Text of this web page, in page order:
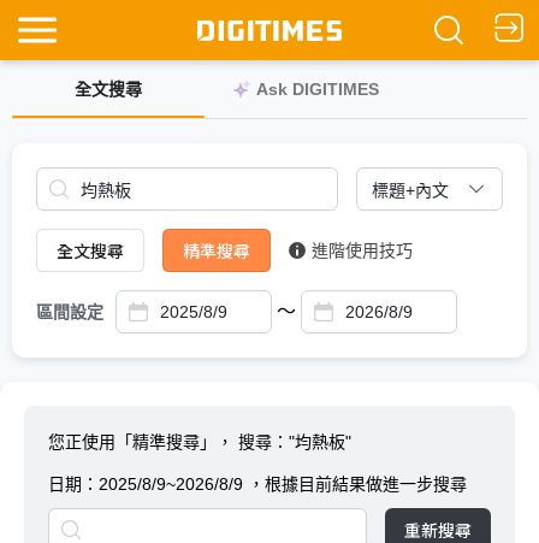
全文搜尋 Ask DIGITIMES
全文搜尋 精準搜尋 進階使用技巧
區間設定 ～
您正使用「精準搜尋」， 搜尋："均熱板"
日期： 2025/8/9~2026/8/9 ，根據目前結果做進一步搜尋
重新搜尋